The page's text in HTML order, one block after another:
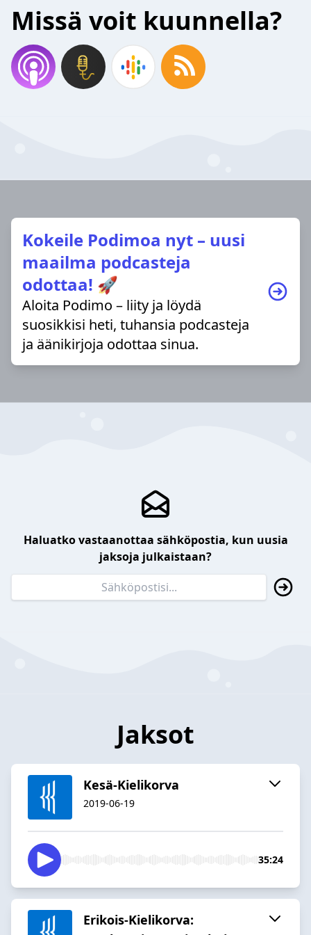
Missä voit kuunnella?
Kokeile Podimoa nyt – uusi
maailma podcasteja
odottaa! 🚀
Aloita Podimo – liity ja löydä
suosikkisi heti, tuhansia podcasteja
ja äänikirjoja odottaa sinua.
Haluatko vastaanottaa sähköpostia, kun uusia
jaksoja julkaistaan?
Jaksot
Kesä-Kielikorva
2019-06-19
35:24
Erikois-Kielikorva: